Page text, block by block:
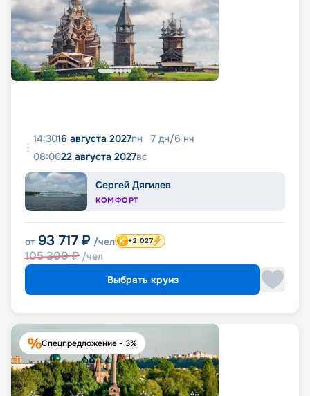
14:3016 августа 2027пн 7 дн/6 нч
08:0022 августа 2027вс
Сергей Дягилев
КОМФОРТ
от 93 717 ₽ /чел
105 300₽ /чел
+2 027
Выбрать круиз
Спецпредложение - 3%